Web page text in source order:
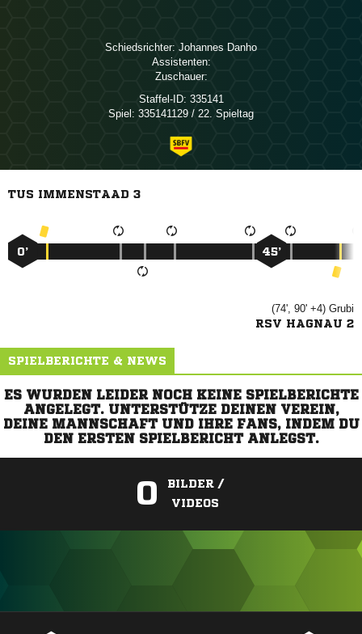
Schiedsrichter:  
Assistenten:
Zuschauer:
Staffel-ID: 335141
Spiel: 335141129 / 22. Spieltag
TUS IMMENSTAAD 3
0’ 45’
(74', 90' +4) 
RSV HAGNAU 2
SPIELBERICHTE & NEWS
ES WURDEN LEIDER NOCH KEINE SPIELBERICHTE
ANGELEGT. UNTERSTÜTZE DEINEN VEREIN,
DEINE MANNSCHAFT UND IHRE FANS, INDEM DU
DEN ERSTEN SPIELBERICHT ANLEGST.
0
BILDER /
VIDEOS